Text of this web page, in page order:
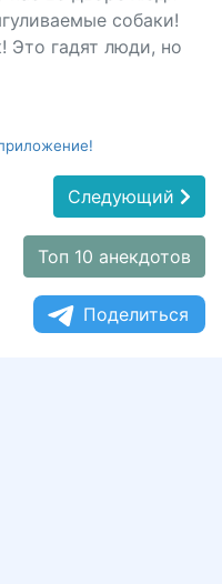
собаки!
Это гадят люди, но
Следующий
Топ 10 анекдотов
Поделиться